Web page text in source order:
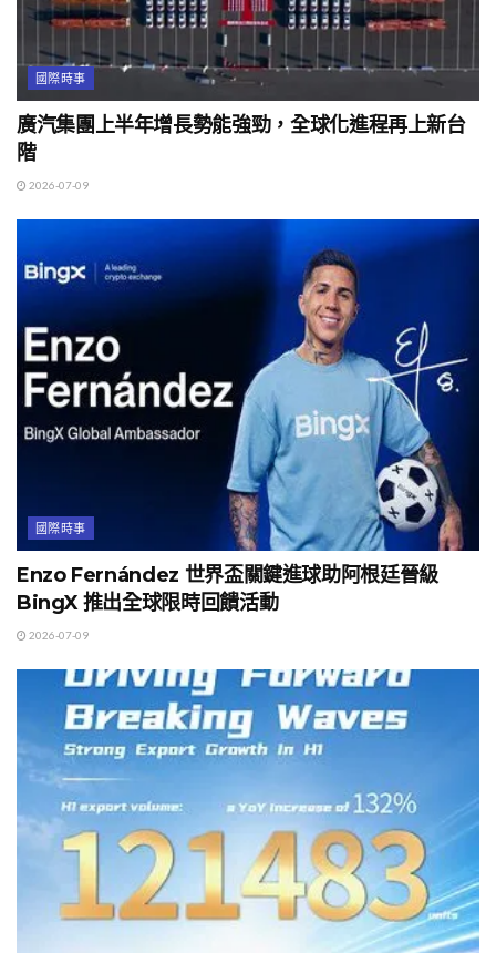
國際時事
廣汽集團上半年增長勢能強勁，全球化進程再上新台
階
2026-07-09
國際時事
Enzo Fernández 世界盃關鍵進球助阿根廷晉級
BingX 推出全球限時回饋活動
2026-07-09